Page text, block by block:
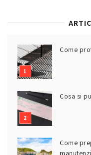
Come
Cosa si
Come